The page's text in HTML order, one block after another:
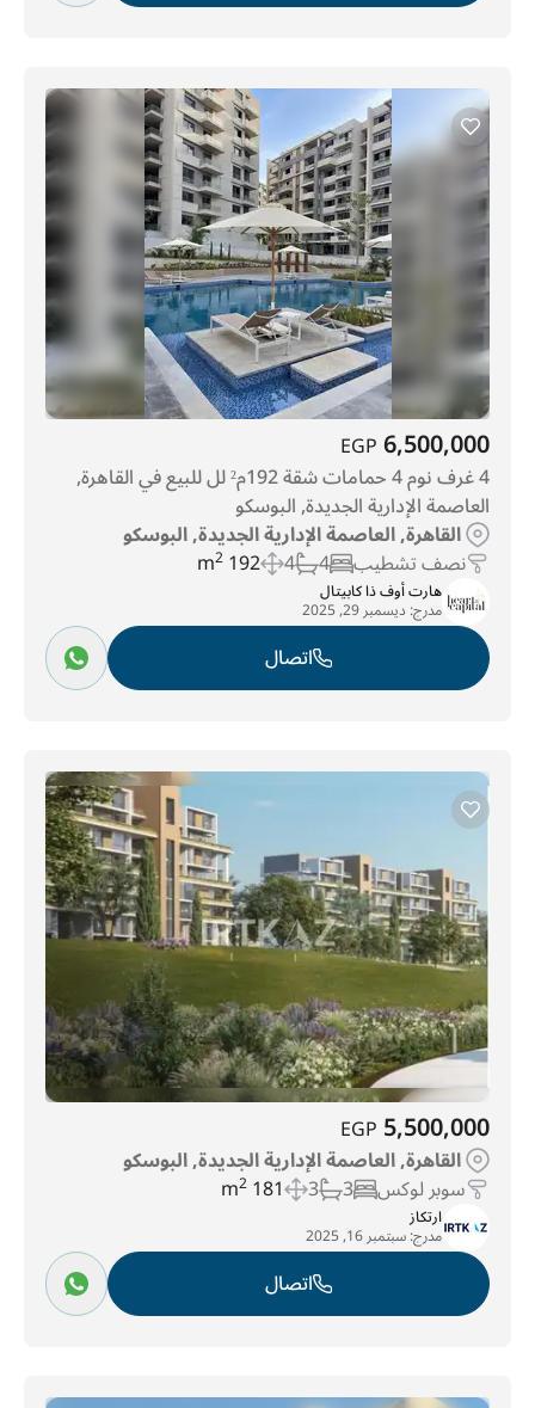
6,500,000
EGP
4 غرف نوم 4 حمامات شقة 192م² لل للبيع في القاهرة,
العاصمة الإدارية الجديدة, البوسكو
القاهرة, العاصمة الإدارية الجديدة, البوسكو
نصف تشطيب 4
4
192 m
2
هارت أوف ذا كابيتال
مدرج: ديسمبر 29, 2025
اتصال
5,500,000
EGP
القاهرة, العاصمة الإدارية الجديدة, البوسكو
سوبر لوكس 3
3
181 m
2
ارتكاز
مدرج:سبتمبر 16, 2025
اتصال